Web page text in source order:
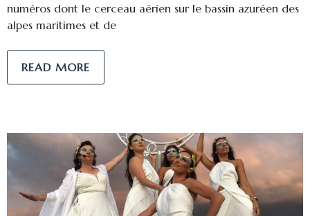
numéros dont le cerceau aérien sur le bassin azuréen des
alpes maritimes et de
READ MORE